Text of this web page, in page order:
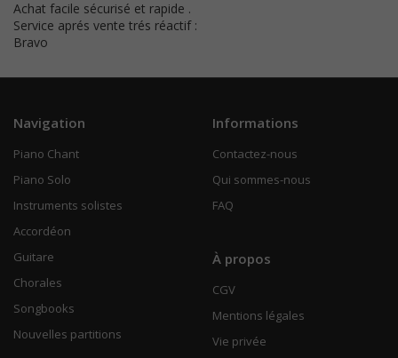
Achat facile sécurisé et rapide .
Service aprés vente trés réactif :
Bravo
Navigation
Piano Chant
Piano Solo
Instruments solistes
Accordéon
Guitare
Chorales
Songbooks
Nouvelles partitions
Informations
Contactez-nous
Qui sommes-nous
FAQ
À propos
CGV
Mentions légales
Vie privée